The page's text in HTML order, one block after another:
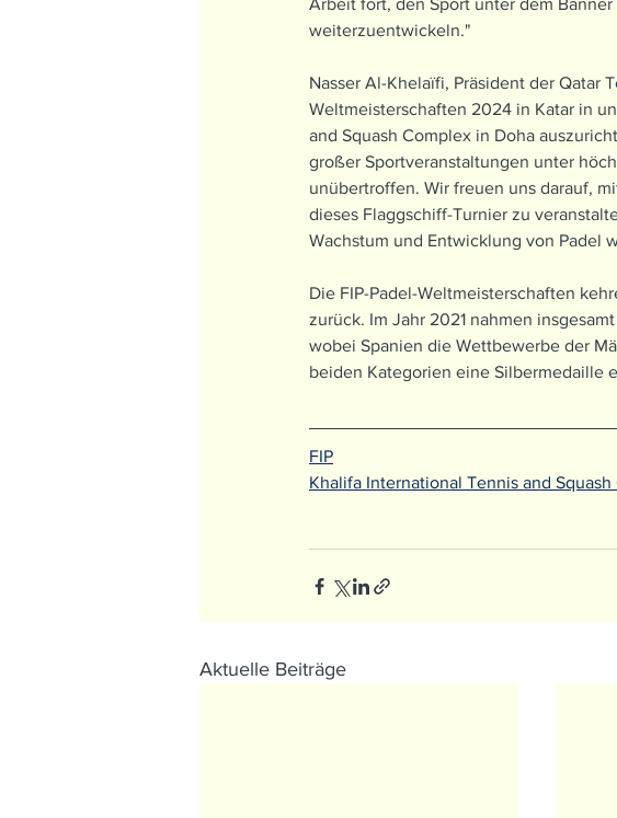
Arbeit fort, den Sport unter dem
weiterzuentwickeln."
Nasser Al-Khelaïfi, Präsident der Qatar
Weltmeisterschaften 2024 in Katar in
and Squash Complex in Doha
großer Sportveranstaltungen unter
unübertroffen. Wir freuen uns darauf,
dieses Flaggschiff-Turnier zu
Wachstum und Entwicklung von Padel
Die FIP-Padel-Weltmeisterschaften
zurück. Im Jahr 2021 nahmen
wobei Spanien die Wettbewerbe der
beiden Kategorien eine Silbermedaille
FIP
Khalifa International Tennis and
Aktuelle Beiträge